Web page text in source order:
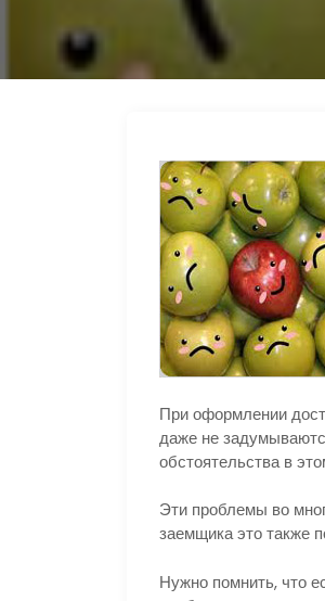
При оформлении
даже не
обстоятельства в
Эти проблемы во
заемщика это также
Нужно помнить, что
а